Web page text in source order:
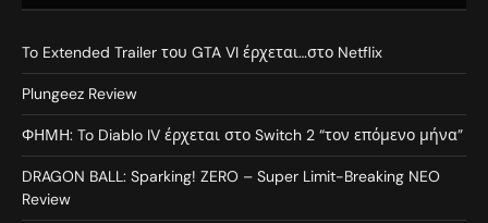
To Extended Trailer του GTA VI έρχεται…στο Netflix
Plungeez Review
ΦΗΜΗ: To Diablo IV έρχεται στο Switch 2 “τον επόμενο μήνα”
DRAGON BALL: Sparking! ZERO – Super Limit-Breaking NEO
Review